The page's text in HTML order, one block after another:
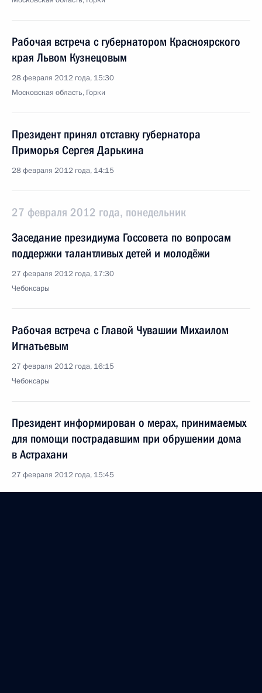
Рабочая встреча с губернатором Красноярского
края Львом Кузнецовым
28 февраля 2012 года, 15:30
Московская область, Горки
Президент принял отставку губернатора
Приморья Сергея Дарькина
28 февраля 2012 года, 14:15
27 февраля 2012 года, понедельник
Заседание президиума Госсовета по вопросам
поддержки талантливых детей и молодёжи
27 февраля 2012 года, 17:30
Чебоксары
Рабочая встреча с Главой Чувашии Михаилом
Игнатьевым
27 февраля 2012 года, 16:15
Чебоксары
Президент информирован о мерах, принимаемых
для помощи пострадавшим при обрушении дома
в Астрахани
27 февраля 2012 года, 15:45